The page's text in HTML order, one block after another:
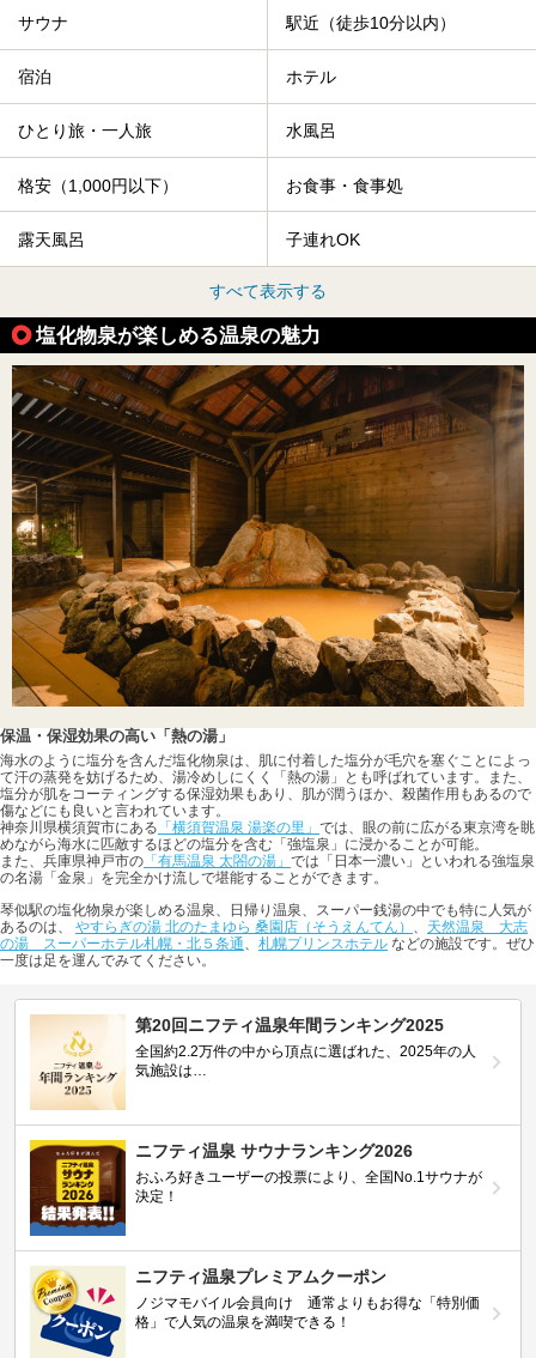
サウナ 駅近（徒歩10分以内）
宿泊 ホテル
ひとり旅・一人旅 水風呂
格安（1,000円以下） お食事・食事処
露天風呂 子連れOK
すべて表示する
塩化物泉が楽しめる温泉の魅力
保温・保湿効果の高い「熱の湯」
海水のように塩分を含んだ塩化物泉は、肌に付着した塩分が毛穴を塞ぐことによっ
て汗の蒸発を妨げるため、湯冷めしにくく「熱の湯」とも呼ばれています。また、
塩分が肌をコーティングする保湿効果もあり、肌が潤うほか、殺菌作用もあるので
傷などにも良いと言われています。
神奈川県横須賀市にある 「横須賀温泉 湯楽の里」 では、眼の前に広がる東京湾を眺
めながら海水に匹敵するほどの塩分を含む「強塩泉」に浸かることが可能。
また、兵庫県神戸市の 「有馬温泉 太閤の湯」 では「日本一濃い」といわれる強塩泉
の名湯「金泉」を完全かけ流しで堪能することができます。
琴似駅の塩化物泉が楽しめる温泉、日帰り温泉、スーパー銭湯の中でも特に人気が
あるのは、 やすらぎの湯 北のたまゆら 桑園店（そうえんてん）
天然温泉 大志
の湯 スーパーホテル札幌・北５条通
札幌プリンスホテル などの施設です。ぜひ
一度は足を運んでみてください。
第20回ニフティ温泉年間ランキング2025
全国約2.2万件の中から頂点に選ばれた、2025年の人
気施設は…
ニフティ温泉 サウナランキング2026
おふろ好きユーザーの投票により、全国No.1サウナが
決定！
ニフティ温泉プレミアムクーポン
ノジマモバイル会員向け 通常よりもお得な「特別価
格」で人気の温泉を満喫できる！